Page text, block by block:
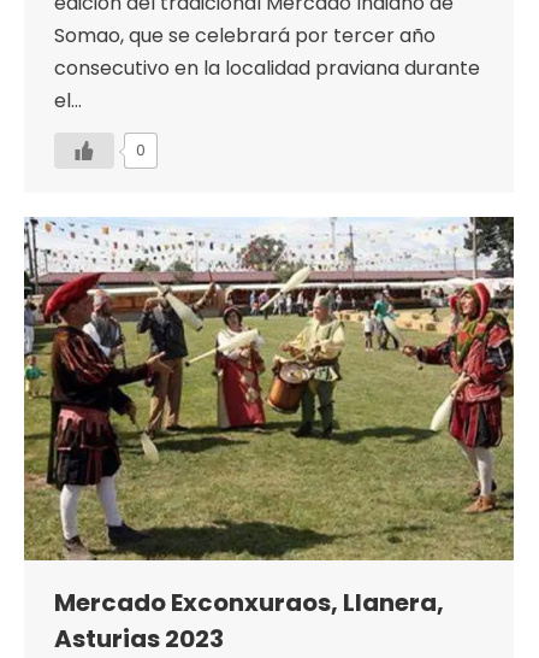
Somao, que se celebrará por tercer año
consecutivo en la localidad praviana durante
el…
0
Mercado Exconxuraos, Llanera,
Asturias 2023